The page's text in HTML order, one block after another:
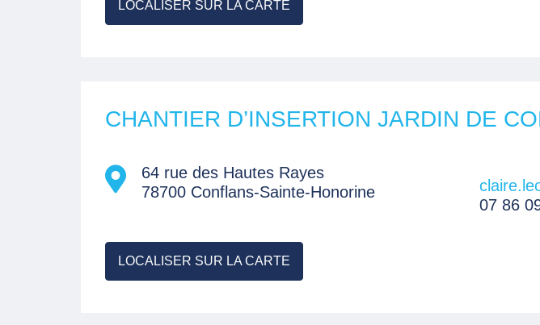
LOCALISER SUR LA CARTE
CHANTIER D’INSERTION JARDIN DE
64 rue des Hautes Rayes
78700 Conflans-Sainte-Honorine
07 86
LOCALISER SUR LA CARTE